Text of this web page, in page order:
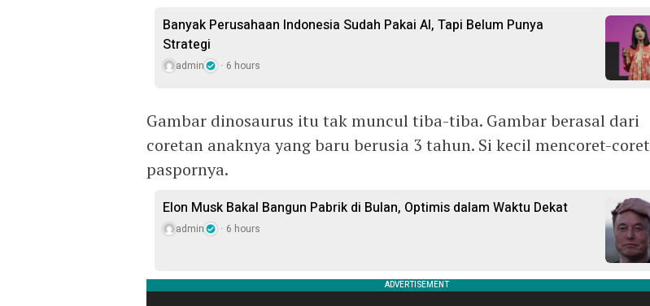
Banyak Perusahaan Indonesia Sudah Pakai AI, Tapi Belum Punya
Strategi
admin 6 hours
Gambar dinosaurus itu tak muncul tiba-tiba. Gambar berasal dari
coretan anaknya yang baru berusia 3 tahun. Si kecil mencoret-coret
paspornya.
Elon Musk Bakal Bangun Pabrik di Bulan, Optimis dalam Waktu Dekat
admin 6 hours